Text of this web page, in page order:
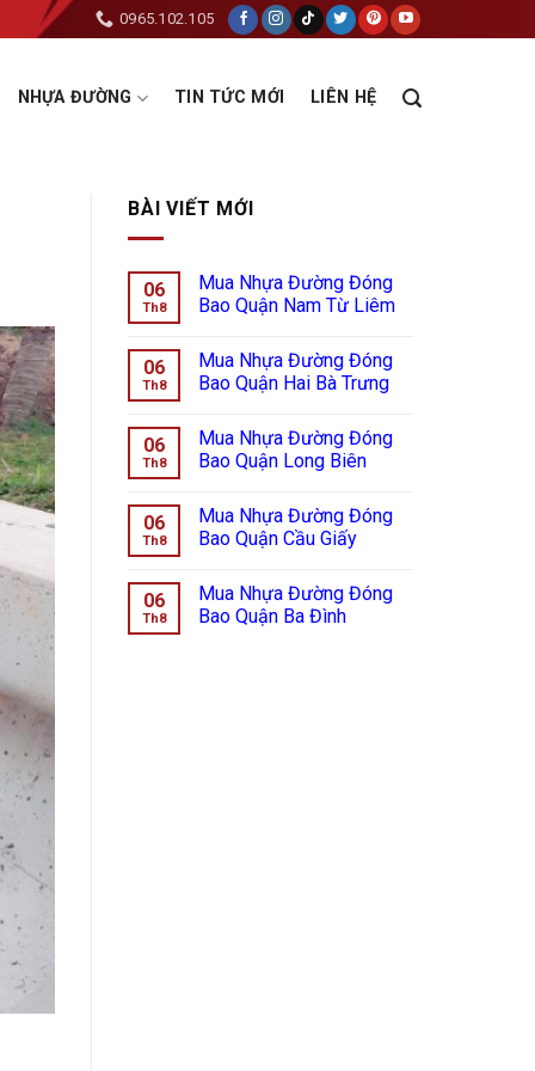
0965.102.105
NHỰA ĐƯỜNG TIN TỨC MỚI LIÊN HỆ
BÀI VIẾT MỚI
06
Th8
Mua Nhựa Đường Đóng
Bao Quận Nam Từ Liêm
06
Th8
Mua Nhựa Đường Đóng
Bao Quận Hai Bà Trưng
06
Th8
Mua Nhựa Đường Đóng
Bao Quận Long Biên
06
Th8
Mua Nhựa Đường Đóng
Bao Quận Cầu Giấy
06
Th8
Mua Nhựa Đường Đóng
Bao Quận Ba Đình